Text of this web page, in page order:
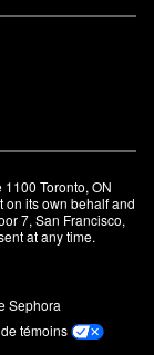
Toronto, ON
on its own behalf and
7, San Francisco,
at any time.
Sephora
témoins